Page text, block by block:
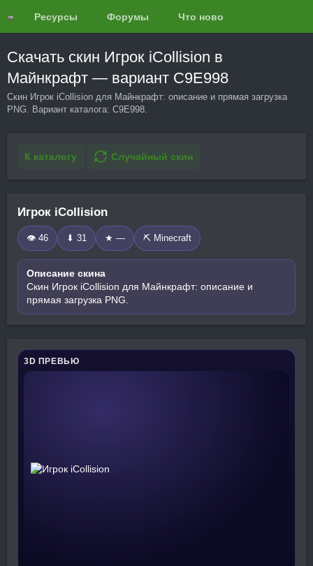
Ресурсы Форумы Что нового?
Скачать скин Игрок iCollision в
Майнкрафт — вариант C9E998
Скин Игрок iCollision для Майнкрафт: описание и прямая загрузка
PNG. Вариант каталога: C9E998.
К каталогу Случайный скин
Игрок iCollision
👁 46 ⬇ 31 ★ — ⛏️ Minecraft
Описание скина
Скин Игрок iCollision для Майнкрафт: описание и
прямая загрузка PNG.
3D ПРЕВЬЮ